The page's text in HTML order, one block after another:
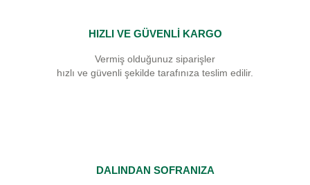
HIZLI VE GÜVENLİ KARGO
Vermiş olduğunuz siparişler
hızlı ve güvenli şekilde tarafınıza teslim edilir.
DALINDAN SOFRANIZA